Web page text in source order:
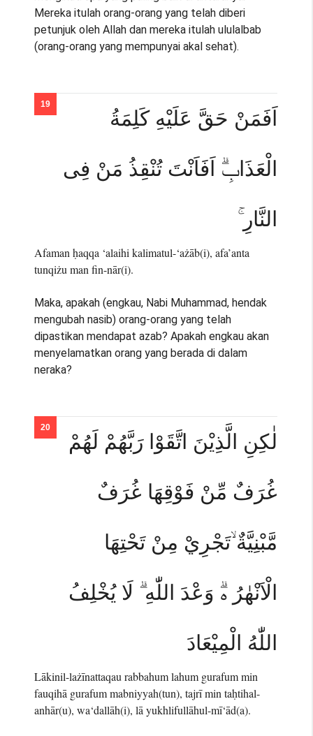
Mereka itulah orang-orang yang telah diberi
petunjuk oleh Allah dan mereka itulah ululalbab
(orang-orang yang mempunyai akal sehat).
اَفَمَنْ حَقَّ عَلَيْهِ كَلِمَةُ
الْعَذَابِۗ اَفَاَنْتَ تُنْقِذُ مَنْ فِى
النَّارِ ۚ
Afaman ḥaqqa ‘alaihi kalimatul-‘ażāb(i), afa’anta
tunqiżu man fin-nār(i).
Maka, apakah (engkau, Nabi Muhammad, hendak
mengubah nasib) orang-orang yang telah
dipastikan mendapat azab? Apakah engkau akan
menyelamatkan orang yang berada di dalam
neraka?
لٰكِنِ الَّذِيْنَ اتَّقَوْا رَبَّهُمْ لَهُمْ
غُرَفٌ مِّنْ فَوْقِهَا غُرَفٌ
مَّبْنِيَّةٌ ۙتَجْرِيْ مِنْ تَحْتِهَا
الْاَنْهٰرُ ەۗ وَعْدَ اللّٰهِ ۗ لَا يُخْلِفُ
اللّٰهُ الْمِيْعَادَ
Lākinil-lażīnattaqau rabbahum lahum gurafum min
fauqihā gurafum mabniyyah(tun), tajrī min taḥtihal-
anhār(u), wa‘dallāh(i), lā yukhlifullāhul-mī‘ād(a).